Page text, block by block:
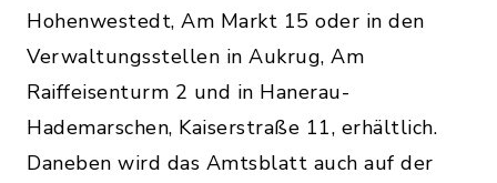
Hohenwestedt, Am Markt 15 oder in den
Verwaltungsstellen in Aukrug, Am
Raiffeisenturm 2 und in Hanerau-
Hademarschen, Kaiserstraße 11, erhältlich.
Daneben wird das Amtsblatt auch auf der